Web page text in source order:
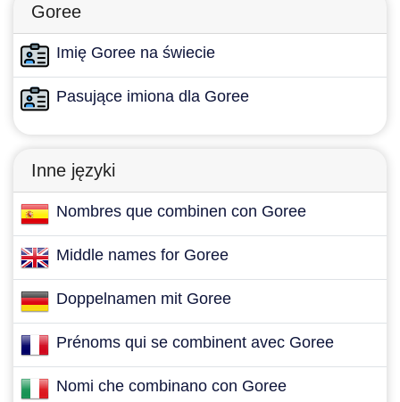
Goree
Imię Goree na świecie
Pasujące imiona dla Goree
Inne języki
Nombres que combinen con Goree
Middle names for Goree
Doppelnamen mit Goree
Prénoms qui se combinent avec Goree
Nomi che combinano con Goree